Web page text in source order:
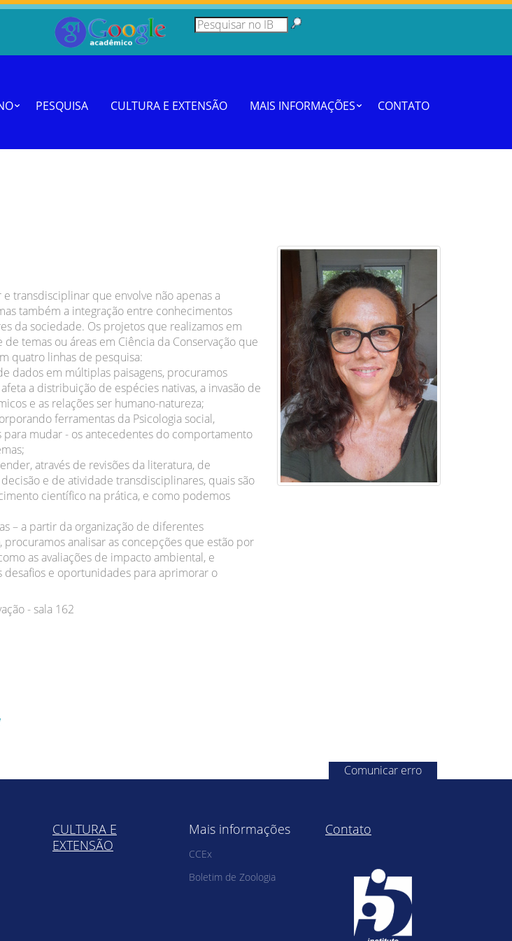
PESQUISA CULTURA E EXTENSÃO MAIS INFORMAÇÕES CONTATO
transdisciplinar que envolve não apenas a
também a integração entre conhecimentos
da sociedade. Os projetos que realizamos em
temas ou áreas em Ciência da Conservação que
quatro linhas de pesquisa:
dados em múltiplas paisagens, procuramos
a distribuição de espécies nativas, a invasão de
e as relações ser humano-natureza;
ferramentas da Psicologia social,
mudar - os antecedentes do comportamento
através de revisões da literatura, de
e de atividade transdisciplinares, quais são
científico na prática, e como podemos
– a partir da organização de diferentes
analisar as concepções que estão por
as avaliações de impacto ambiental, e
desafios e oportunidades para aprimorar o
- sala 162
Comunicar erro
CULTURA E
EXTENSÃO
Mais informações
CCEx
Boletim de Zoologia
Contato